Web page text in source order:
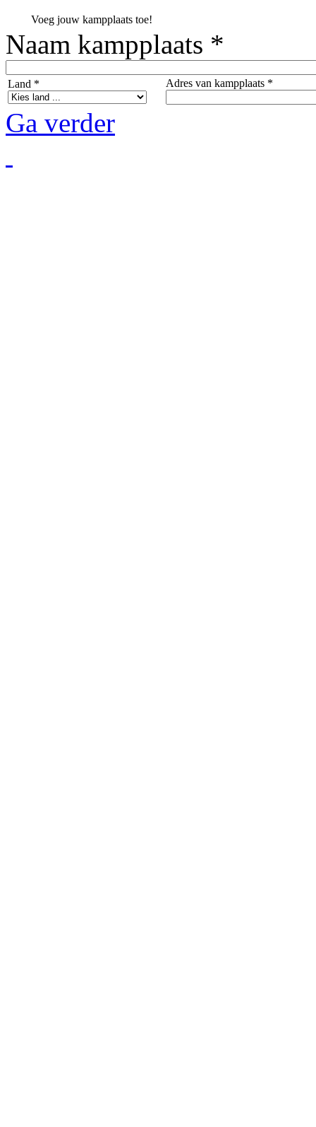
Voeg jouw kampplaats toe!
Naam kampplaats *
Land * Adres van kampplaats *
Ga verder